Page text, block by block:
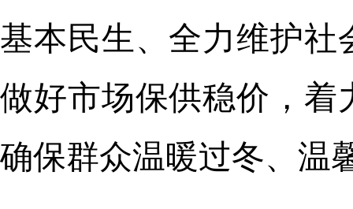
基本民生、全力维护
做好市场保供稳价，着
确保群众温暖过冬、温